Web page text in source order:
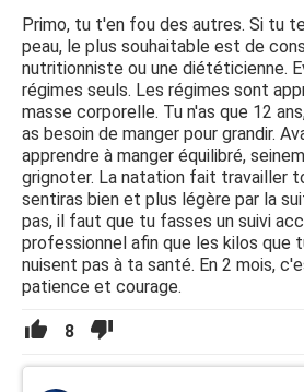
Primo, tu t'en fou des autres. Si tu
peau, le plus souhaitable est de
nutritionniste ou une diététicienne.
régimes seuls. Les régimes sont
masse corporelle. Tu n'as que 12
as besoin de manger pour grandir.
apprendre à manger équilibré,
grignoter. La natation fait travailler
sentiras bien et plus légère par la
pas, il faut que tu fasses un suivi
professionnel afin que les kilos que
nuisent pas à ta santé. En 2 mois,
patience et courage.
8